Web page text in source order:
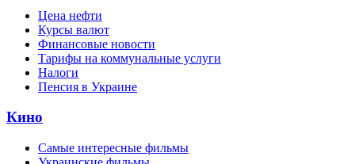
Цена нефти
Курсы валют
Финансовые новости
Тарифы на коммунальные услуги
Налоги
Пенсия в Украине
Кино
Самые интересные фильмы